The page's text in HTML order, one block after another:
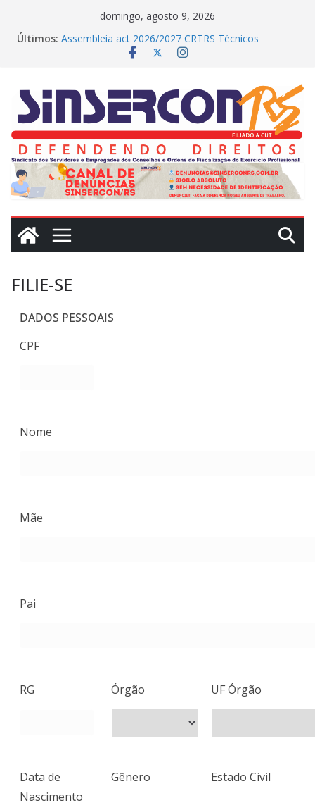
para
domingo, agosto 9, 2026
Últimos: Assembleia act 2026/2027 CRTRS Técnicos
HOJE(22)
Dissídio 2025
PROTESTO JUDICIAL
FILIE-SE
DADOS PESSOAIS
CPF
Nome
Mãe
Pai
RG Órgão UF Órgão
Data de
Nascimento
Gênero Estado Civil